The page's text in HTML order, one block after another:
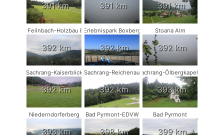
391 km 391 km 391 km
Bad Feilnbach-Holzbau Eder
392 km
Erlebnispark Boxberg
392 km
Stoana Alm
392 km
Sachrang-Kaiserblick
392 km
Sachrang-Reichenau
392 km
Sachrang-Ölbergkapelle
393 km
Niederndorferberg
393 km
Bad Pyrmont-EDVW
398 km
Bad Pyrmont
399 km